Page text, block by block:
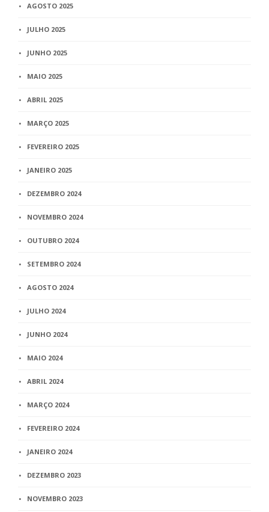
AGOSTO 2025
JULHO 2025
JUNHO 2025
MAIO 2025
ABRIL 2025
MARÇO 2025
FEVEREIRO 2025
JANEIRO 2025
DEZEMBRO 2024
NOVEMBRO 2024
OUTUBRO 2024
SETEMBRO 2024
AGOSTO 2024
JULHO 2024
JUNHO 2024
MAIO 2024
ABRIL 2024
MARÇO 2024
FEVEREIRO 2024
JANEIRO 2024
DEZEMBRO 2023
NOVEMBRO 2023